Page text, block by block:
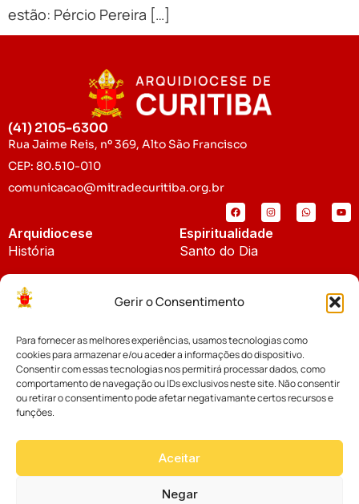
Gerir o Consentimento
Para fornecer as melhores experiências, usamos tecnologias como
cookies para armazenar e/ou aceder a informações do dispositivo.
Consentir com essas tecnologias nos permitirá processar dados, como
comportamento de navegação ou IDs exclusivos neste site. Não consentir
ou retirar o consentimento pode afetar negativamante certos recursos e
funções.
Aceitar
Negar
estão: Pércio Pereira […]
(41) 2105-6300
Rua Jaime Reis, nº 369, Alto São Francisco
CEP: 80.510-010
comunicacao@mitradecuritiba.org.br
Arquidiocese
História
Padroeira
Espiritualidade
Santo do Dia
Notícias
Notícias da Arquidiocese
Notícias Cáritas
Palavra dos Bispos
Cúria Diocesana
Fundo Diocesano
Vicariatos da Educação
Eventos